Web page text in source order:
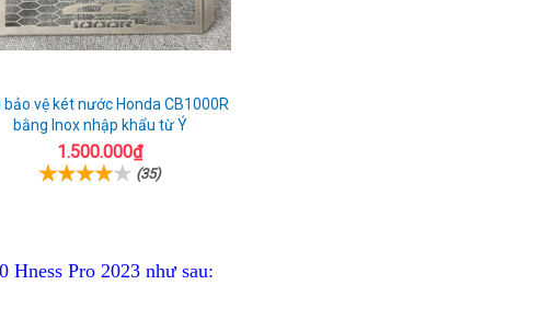
bảo vệ két nước Honda CB1000R
bằng Inox nhập khẩu từ Ý
1.500.000₫
(35)
Hness Pro 2023 như sau: